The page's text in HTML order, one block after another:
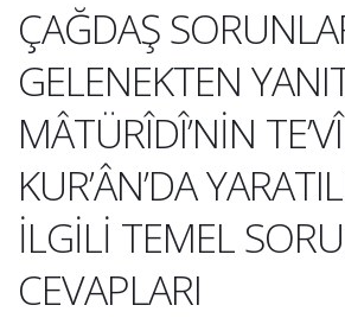
ÇAĞDAŞ
GELENEKTEN
MÂTÜRÎDÎ’NİN
KUR’ÂN’DA
İLGİLİ TEMEL
CEVAPLARI